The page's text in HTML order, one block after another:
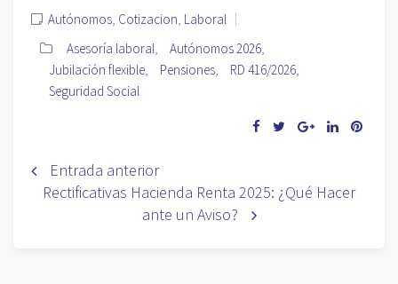
Autónomos, Cotizacion, Laboral
Asesoría laboral, Autónomos 2026,
Jubilación flexible, Pensiones, RD 416/2026,
Seguridad Social
Entrada anterior
Rectificativas Hacienda Renta 2025: ¿Qué Hacer
ante un Aviso?